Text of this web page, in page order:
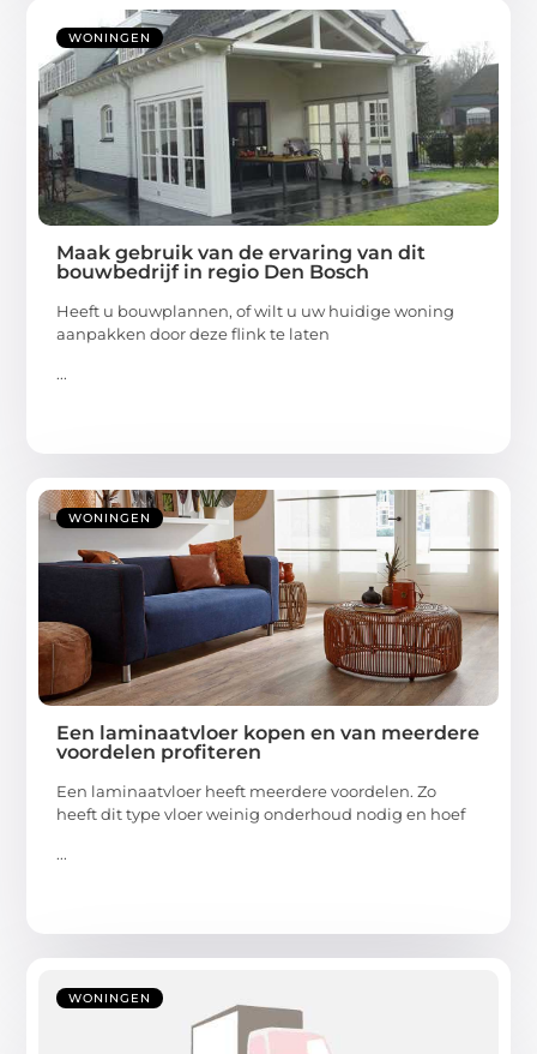
WONINGEN
Maak gebruik van de ervaring van dit
bouwbedrijf in regio Den Bosch
Heeft u bouwplannen, of wilt u uw huidige woning
aanpakken door deze flink te laten
...
WONINGEN
Een laminaatvloer kopen en van meerdere
voordelen profiteren
Een laminaatvloer heeft meerdere voordelen. Zo
heeft dit type vloer weinig onderhoud nodig en hoef
...
WONINGEN